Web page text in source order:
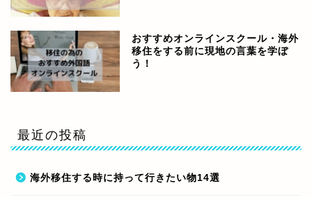
おすすめオンラインスクール・海外
移住をする前に現地の言葉を学ぼ
う！
最近の投稿
海外移住する時に持って行きたい物14選